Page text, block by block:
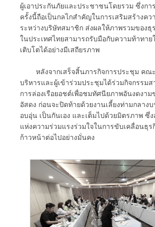
ผู้เอาประกันภัยและประชาชนโดยรวม ซึ่งกา
ครั้งนี้ถือเป็นกลไกสำคัญในการเสริมสร้างค
ระหว่างบริษัทสมาชิก ส่งผลให้ภาพรวมของธุ
ในประเทศไทยสามารถรับมือกับความท้าทาย
เติบโตได้อย่างมีเสถียรภาพ
หลังจากเสร็จสิ้นภารกิจการประชุม คณ
บริหารและผู้เข้าร่วมประชุมได้ร่วมกิจกรรม
การล่องเรือยอชต์เพื่อชมทัศนียภาพอันงดงาม
อัสดง ก่อนจะปิดท้ายด้วยงานเลี้ยงท่ามกลาง
อบอุ่น เป็นกันเอง และเต็มไปด้วยมิตรภาพ ซึ่
แห่งความร่วมแรงร่วมใจในการขับเคลื่อนธุ
ก้าวหน้าต่อไปอย่างมั่นคง